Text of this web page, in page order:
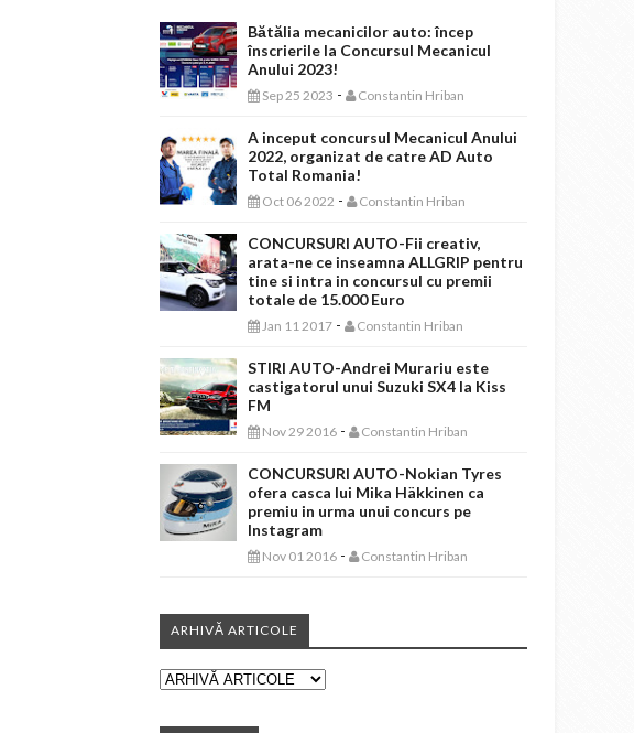
Bătălia mecanicilor auto: încep
înscrierile la Concursul Mecanicul
Anului 2023!
Sep 25 2023 - Constantin Hriban
A inceput concursul Mecanicul Anului
2022, organizat de catre AD Auto
Total Romania!
Oct 06 2022 - Constantin Hriban
CONCURSURI AUTO-Fii creativ,
arata-ne ce inseamna ALLGRIP pentru
tine si intra in concursul cu premii
totale de 15.000 Euro
Jan 11 2017 - Constantin Hriban
STIRI AUTO-Andrei Murariu este
castigatorul unui Suzuki SX4 la Kiss
FM
Nov 29 2016 - Constantin Hriban
CONCURSURI AUTO-Nokian Tyres
ofera casca lui Mika Häkkinen ca
premiu in urma unui concurs pe
Instagram
Nov 01 2016 - Constantin Hriban
ARHIVĂ ARTICOLE